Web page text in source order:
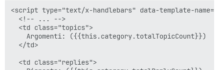
<script type="text/x-handlebars" data-template-
  <!-- ... -->
  <td class="topics">
    Argomenti: ({{this.category.totalTopicCount}})
  </td>
  <td class="replies">